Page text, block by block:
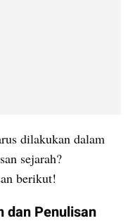
dilakukan dalam
sejarah?
berikut!
dan Penulisan